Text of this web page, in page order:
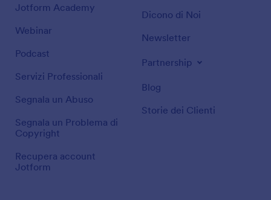
Jotform Academy
Webinar
Podcast
Servizi Professionali
Segnala un Abuso
Segnala un Problema di
Copyright
Recupera account
Jotform
Dicono di Noi
Newsletter
Partnership
Blog
Storie dei Clienti